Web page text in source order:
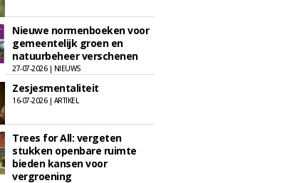
Nieuwe normenboeken voor
gemeentelijk groen en
natuurbeheer verschenen
27-07-2026 | NIEUWS
Zesjesmentaliteit
16-07-2026 | ARTIKEL
Trees for All: vergeten
stukken openbare ruimte
bieden kansen voor
vergroening